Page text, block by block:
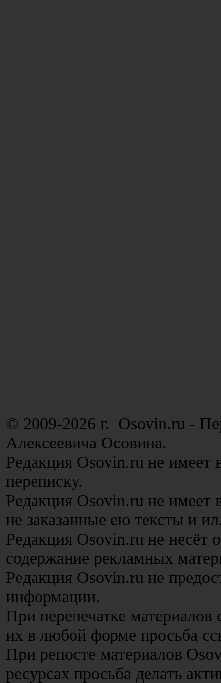
© 2009-2026 г. Osovin.ru -
Алексеевича Осовина.
Редакция Osovin.ru не имеет
переписку.
Редакция Osovin.ru не имеет
не заказанные ею тексты и
Редакция Osovin.ru не несёт
содержание рекламных
Редакция Osovin.ru не
информации.
При перепечатке
их в любой форме просьба
При репосте материалов
ресурсах просьба делать